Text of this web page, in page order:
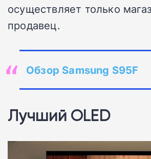
осуществляет только
продавец.
Обзор Samsung S95F
Лучший OLED